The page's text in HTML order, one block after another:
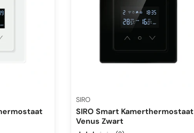
SIRO
SIRO Smart Kamerthermostaat
Venus Zwart